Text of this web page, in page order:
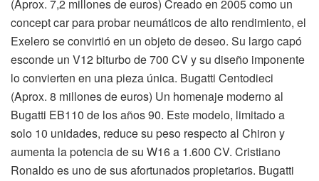
(Aprox. 7,2 millones de euros) Creado en 2005 como un
concept car para probar neumáticos de alto rendimiento, el
Exelero se convirtió en un objeto de deseo. Su largo capó
esconde un V12 biturbo de 700 CV y su diseño imponente
lo convierten en una pieza única. Bugatti Centodieci
(Aprox. 8 millones de euros) Un homenaje moderno al
Bugatti EB110 de los años 90. Este modelo, limitado a
solo 10 unidades, reduce su peso respecto al Chiron y
aumenta la potencia de su W16 a 1.600 CV. Cristiano
Ronaldo es uno de sus afortunados propietarios. Bugatti